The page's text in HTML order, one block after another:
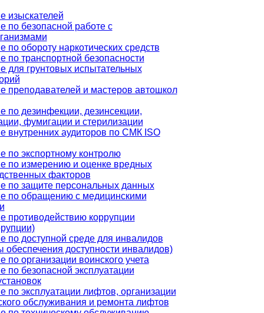
изыскателей
по безопасной работе с
по обороту наркотических средств
по транспортной безопасности
для грунтовых испытательных
преподавателей и мастеров автошкол
по дезинфекции, дезинсекции,
фумигации и стерилизации
внутренних аудиторов по СМК ISO
по экспортному контролю
по измерению и оценке вредных
факторов
по защите персональных данных
по обращению с медицинскими
противодействию коррупции
по доступной среде для инвалидов
обеспечения доступности инвалидов)
по организации воинского учета
по безопасной эксплуатации
по эксплуатации лифтов, организации
обслуживания и ремонта лифтов